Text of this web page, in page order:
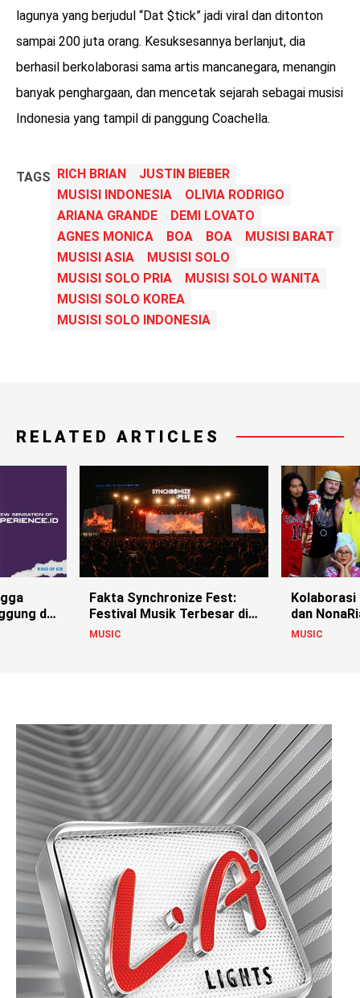
lagunya yang berjudul “Dat $tick” jadi viral dan ditonton
sampai 200 juta orang. Kesuksesannya berlanjut, dia
berhasil berkolaborasi sama artis mancanegara, menangin
banyak penghargaan, dan mencetak sejarah sebagai musisi
Indonesia yang tampil di panggung Coachella.
TAGS RICH BRIAN
JUSTIN BIEBER
MUSISI INDONESIA
OLIVIA RODRIGO
ARIANA GRANDE
DEMI LOVATO
AGNES MONICA
BOA BOA
MUSISI BARAT
MUSISI ASIA
MUSISI SOLO
MUSISI SOLO PRIA
MUSISI SOLO WANITA
MUSISI SOLO KOREA
MUSISI SOLO INDONESIA
RELATED ARTICLES
di
Fakta Synchronize Fest:
Festival Musik Terbesar di
Jakarta
MUSIC
Kolaborasi
dan
Harmoni
MUSIC